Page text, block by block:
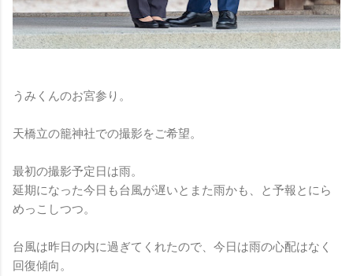
うみくんのお宮参り。
天橋立の籠神社での撮影をご希望。
最初の撮影予定日は雨。
延期になった今日も台風が遅いとまた雨かも、と予報とにら
めっこしつつ。
台風は昨日の内に過ぎてくれたので、今日は雨の心配はなく
回復傾向。